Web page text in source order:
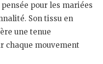
pour les mariées
Son tissu en
une tenue
chaque mouvement